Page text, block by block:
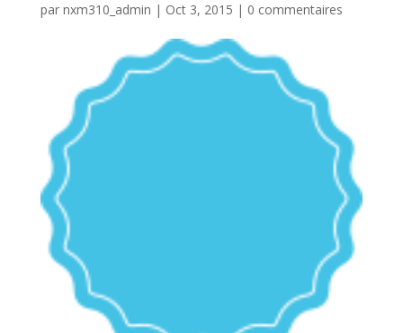
par nxm310_admin | Oct 3, 2015 | 0 commentaires